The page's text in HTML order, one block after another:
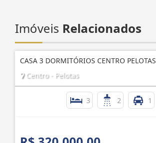
Imóveis Relacionados
CASA 3 DORMITÓRIOS CENTRO PELOTAS
Centro - Pelotas
3 2 1